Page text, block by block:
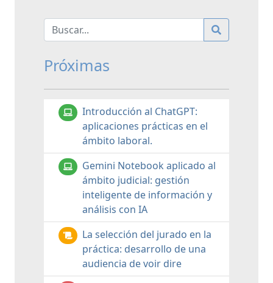
Próximas
Introducción al ChatGPT:
aplicaciones prácticas en el
ámbito laboral.
Gemini Notebook aplicado al
ámbito judicial: gestión
inteligente de información y
análisis con IA
La selección del jurado en la
práctica: desarrollo de una
audiencia de voir dire